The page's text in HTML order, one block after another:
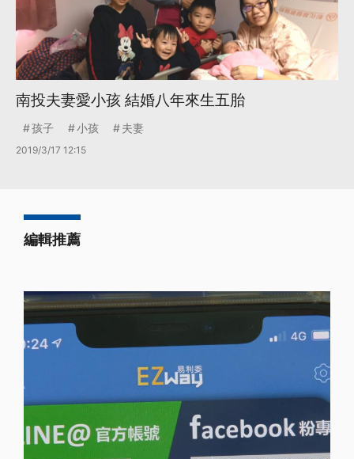
南投夫妻愛小孩 結婚八年來生五胎
孩子 小孩 夫妻
2019/3/17 12:15
編輯推薦